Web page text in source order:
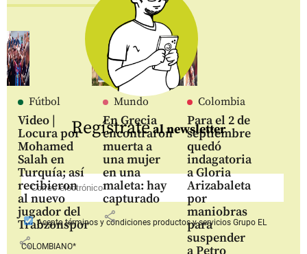
Fútbol
Video |
Locura por
Mohamed
Salah en
Turquía; así
recibieron
al nuevo
jugador del
Trabzonspor
share
Mundo
En Grecia
encontraron
muerta a
una mujer
en una
maleta: hay
capturado
share
Colombia
Para el 2 de
septiembre
quedó
indagatoria
a Gloria
Arizabaleta
por
maniobras
para
suspender
a Petro
Regístrateal newsletter
Aceptotérminos y condiciones productos y serviciosGrupo EL
COLOMBIANO*